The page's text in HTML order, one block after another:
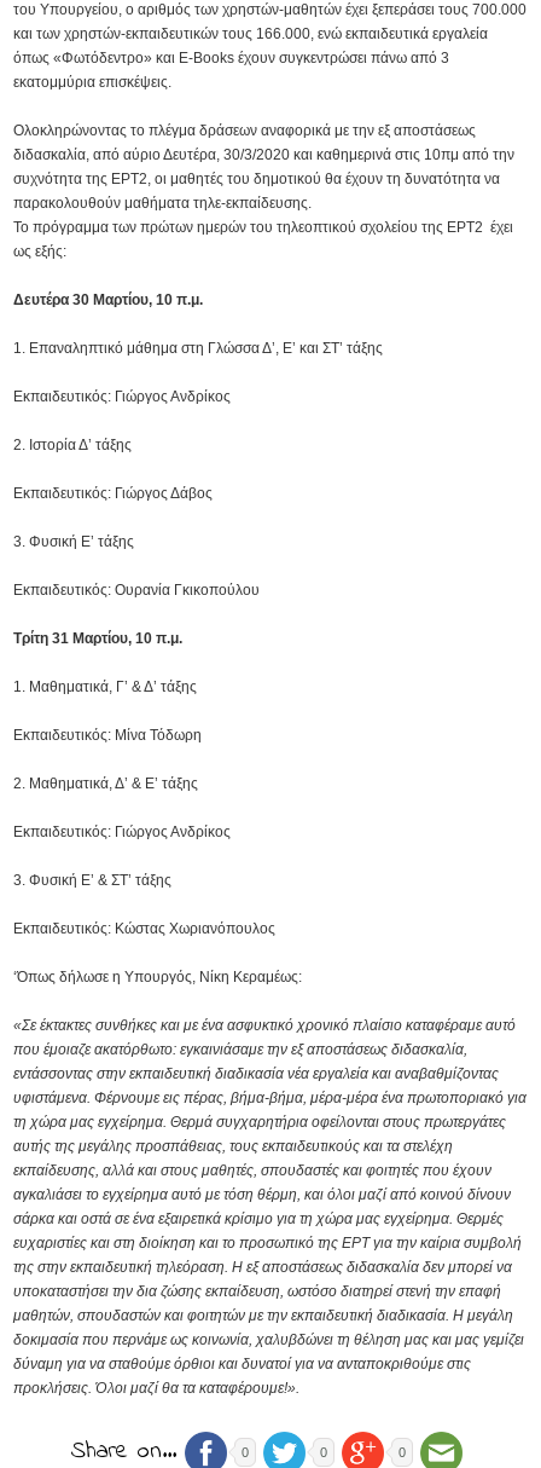
του Υπουργείου, ο αριθμός των χρηστών-μαθητών έχει ξεπεράσει τους 700.000
και των χρηστών-εκπαιδευτικών τους 166.000, ενώ εκπαιδευτικά εργαλεία
όπως «Φωτόδεντρο» και E-Books έχουν συγκεντρώσει πάνω από 3
εκατομμύρια επισκέψεις.
Ολοκληρώνοντας το πλέγμα δράσεων αναφορικά με την εξ αποστάσεως
διδασκαλία, από αύριο Δευτέρα, 30/3/2020 και καθημερινά στις 10πμ από την
συχνότητα της ΕΡΤ2, οι μαθητές του δημοτικού θα έχουν τη δυνατότητα να
παρακολουθούν μαθήματα τηλε-εκπαίδευσης.
Το πρόγραμμα των πρώτων ημερών του τηλεοπτικού σχολείου της ΕΡΤ2 έχει
ως εξής:
Δευτέρα 30 Μαρτίου, 10 π.μ.
Επαναληπτικό μάθημα στη Γλώσσα Δ’, Ε’ και ΣΤ’ τάξης
Εκπαιδευτικός: Γιώργος Ανδρίκος
Ιστορία Δ’ τάξης
Εκπαιδευτικός: Γιώργος Δάβος
Φυσική Ε’ τάξης
Εκπαιδευτικός: Ουρανία Γκικοπούλου
Τρίτη 31 Μαρτίου, 10 π.μ.
Μαθηματικά, Γ’ & Δ’ τάξης
Εκπαιδευτικός: Μίνα Τόδωρη
Μαθηματικά, Δ’ & Ε’ τάξης
Εκπαιδευτικός: Γιώργος Ανδρίκος
Φυσική Ε’ & ΣΤ’ τάξης
Εκπαιδευτικός: Κώστας Χωριανόπουλος
‘Όπως δήλωσε η Υπουργός, Νίκη Κεραμέως:
«Σε έκτακτες συνθήκες και με ένα ασφυκτικό χρονικό πλαίσιο καταφέραμε αυτό
που έμοιαζε ακατόρθωτο: εγκαινιάσαμε την εξ αποστάσεως διδασκαλία,
εντάσσοντας στην εκπαιδευτική διαδικασία νέα εργαλεία και αναβαθμίζοντας
υφιστάμενα. Φέρνουμε εις πέρας, βήμα-βήμα, μέρα-μέρα ένα πρωτοποριακό για
τη χώρα μας εγχείρημα. Θερμά συγχαρητήρια οφείλονται στους πρωτεργάτες
αυτής της μεγάλης προσπάθειας, τους εκπαιδευτικούς και τα στελέχη
εκπαίδευσης, αλλά και στους μαθητές, σπουδαστές και φοιτητές που έχουν
αγκαλιάσει το εγχείρημα αυτό με τόση θέρμη, και όλοι μαζί από κοινού δίνουν
σάρκα και οστά σε ένα εξαιρετικά κρίσιμο για τη χώρα μας εγχείρημα. Θερμές
ευχαριστίες και στη διοίκηση και το προσωπικό της ΕΡΤ για την καίρια συμβολή
της στην εκπαιδευτική τηλεόραση. Η εξ αποστάσεως διδασκαλία δεν μπορεί να
υποκαταστήσει την δια ζώσης εκπαίδευση, ωστόσο διατηρεί στενή την επαφή
μαθητών, σπουδαστών και φοιτητών με την εκπαιδευτική διαδικασία. Η μεγάλη
δοκιμασία που περνάμε ως κοινωνία, χαλυβδώνει τη θέληση μας και μας γεμίζει
δύναμη για να σταθούμε όρθιοι και δυνατοί για να ανταποκριθούμε στις
προκλήσεις. Όλοι μαζί θα τα καταφέρουμε!».
Share on… 0 0 0